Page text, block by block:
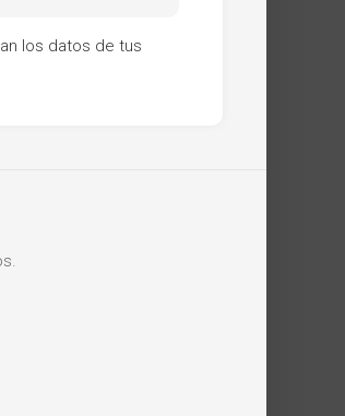
los datos de tus